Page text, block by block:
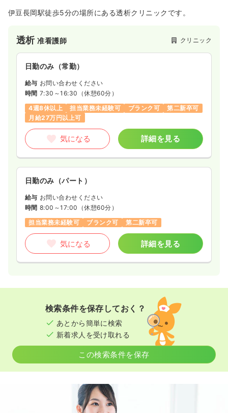
伊豆長岡駅徒歩5分の場所にある透析クリニックです。
透析准看護師 クリニック
日勤のみ（常勤）
給与 お問い合わせください
時間 7:30～16:30 （休憩60分）
4週8休以上
担当業務未経験可 ブランク可
第二新卒可
月給27万円以上可
気になる 詳細を見る
日勤のみ（パート）
給与 お問い合わせください
時間 8:00～17:00 （休憩60分）
担当業務未経験可
ブランク可 第二新卒可
気になる 詳細を見る
検索条件を保存しておく？
あとから簡単に検索
新着求人を受け取れる
この検索条件を保存